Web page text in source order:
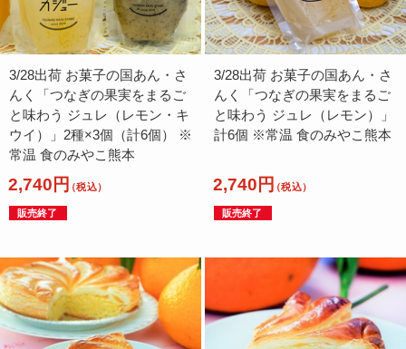
3/28出荷 お菓子の国あん・さ
んく「つなぎの果実をまるご
と味わう ジュレ（レモン・キ
ウイ）」2種×3個（計6個） ※
常温 食のみやこ熊本
2,740円（税込）
販売終了
3/28出荷 お菓子の国あん・さ
んく「つなぎの果実をまるご
と味わう ジュレ（レモン）」
計6個 ※常温 食のみやこ熊本
2,740円（税込）
販売終了